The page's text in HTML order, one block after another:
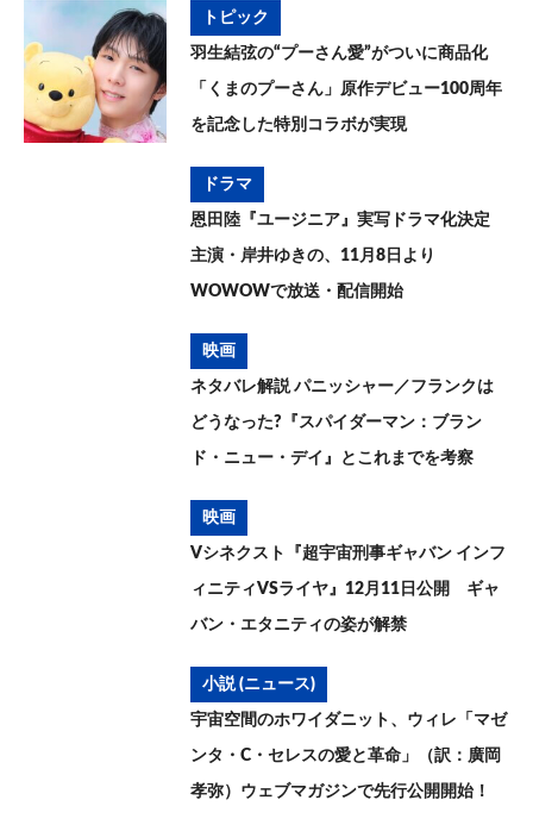
トピック
羽生結弦の“プーさん愛”がついに商品化
「くまのプーさん」原作デビュー100周年
を記念した特別コラボが実現
ドラマ
恩田陸『ユージニア』実写ドラマ化決定
主演・岸井ゆきの、11月8日より
WOWOWで放送・配信開始
映画
ネタバレ解説 パニッシャー／フランクは
どうなった?『スパイダーマン：ブラン
ド・ニュー・デイ』とこれまでを考察
映画
Vシネクスト『超宇宙刑事ギャバン インフ
ィニティVSライヤ』12月11日公開 ギャ
バン・エタニティの姿が解禁
小説 (ニュース)
宇宙空間のホワイダニット、ウィレ「マゼ
ンタ・C・セレスの愛と革命」（訳：廣岡
孝弥）ウェブマガジンで先行公開開始！